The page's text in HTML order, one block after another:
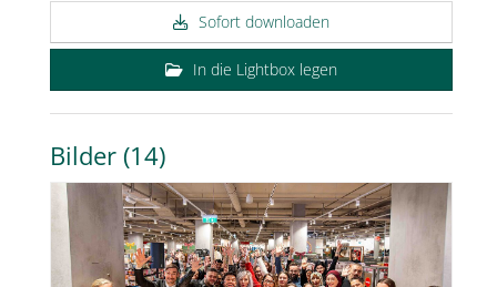
Sofort downloaden
In die Lightbox legen
Bilder (14)